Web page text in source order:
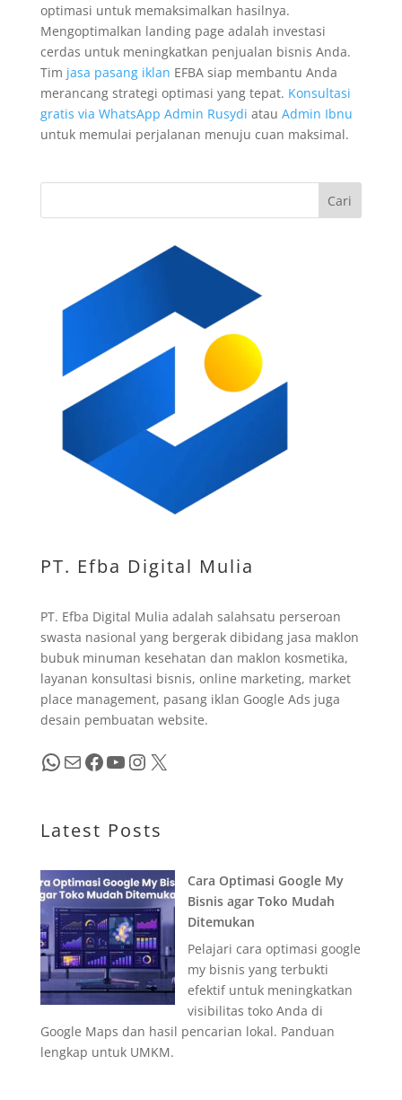
optimasi untuk memaksimalkan hasilnya.
Mengoptimalkan landing page adalah investasi
cerdas untuk meningkatkan penjualan bisnis Anda.
Tim jasa pasang iklan EFBA siap membantu Anda
merancang strategi optimasi yang tepat. Konsultasi
gratis via WhatsApp Admin Rusydi atau Admin Ibnu
untuk memulai perjalanan menuju cuan maksimal.
Cari
PT. Efba Digital Mulia
PT. Efba Digital Mulia adalah salahsatu perseroan
swasta nasional yang bergerak dibidang jasa maklon
bubuk minuman kesehatan dan maklon kosmetika,
layanan konsultasi bisnis, online marketing, market
place management, pasang iklan Google Ads juga
desain pembuatan website.
WhatsApp Mail Facebook YouTube InstagramX
Latest Posts
Cara Optimasi Google My
Bisnis agar Toko Mudah
Ditemukan
Pelajari cara optimasi google
my bisnis yang terbukti
efektif untuk meningkatkan
visibilitas toko Anda di
Google Maps dan hasil pencarian lokal. Panduan
lengkap untuk UMKM.